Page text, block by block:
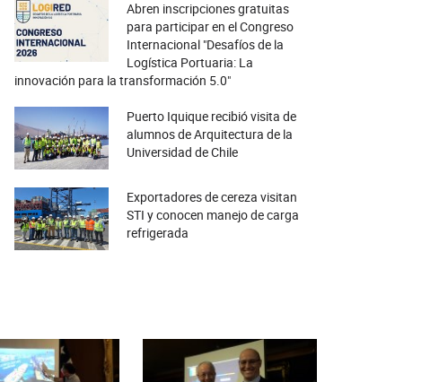
Abren inscripciones gratuitas
para participar en el Congreso
Internacional "Desafíos de la
Logística Portuaria: La
innovación para la transformación 5.0"
Puerto Iquique recibió visita de
alumnos de Arquitectura de la
Universidad de Chile
Exportadores de cereza visitan
STI y conocen manejo de carga
refrigerada